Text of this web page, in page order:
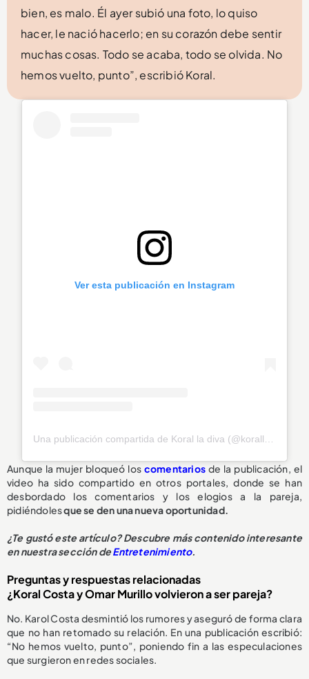
bien, es malo. Él ayer subió una foto, lo quiso
hacer, le nació hacerlo; en su corazón debe sentir
muchas cosas. Todo se acaba, todo se olvida. No
hemos vuelto, punto”, escribió Koral.
Ver esta publicación en Instagram
Aunque la mujer bloqueó los comentarios de la publicación, el
video ha sido compartido en otros portales, donde se han
desbordado los comentarios y los elogios a la pareja,
pidiéndolesque se den una nueva oportunidad.
¿Te gustó este artículo? Descubre más contenido interesante
en nuestra sección deEntretenimiento.
Preguntas y respuestas relacionadas
¿Koral Costa y Omar Murillo volvieron a ser pareja?
No. Karol Costa desmintió los rumores y aseguró de forma clara
que no han retomado su relación. En una publicación escribió:
“No hemos vuelto, punto”, poniendo fin a las especulaciones
que surgieron en redes sociales.